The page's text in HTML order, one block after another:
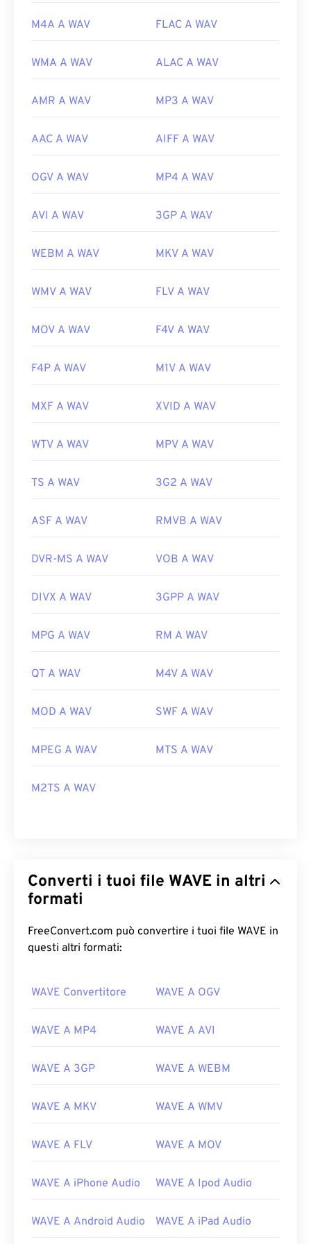
M4A A WAV FLAC A WAV
WMA A WAV ALAC A WAV
AMR A WAV MP3 A WAV
AAC A WAV AIFF A WAV
OGV A WAV MP4 A WAV
AVI A WAV 3GP A WAV
WEBM A WAV MKV A WAV
WMV A WAV FLV A WAV
MOV A WAV F4V A WAV
F4P A WAV M1V A WAV
MXF A WAV XVID A WAV
WTV A WAV MPV A WAV
TS A WAV 3G2 A WAV
ASF A WAV RMVB A WAV
DVR-MS A WAV VOB A WAV
DIVX A WAV 3GPP A WAV
MPG A WAV RM A WAV
QT A WAV M4V A WAV
MOD A WAV SWF A WAV
MPEG A WAV MTS A WAV
M2TS A WAV
Converti i tuoi file WAVE in altri
formati
FreeConvert.com può convertire i tuoi file WAVE in
questi altri formati:
WAVE Convertitore WAVE A OGV
WAVE A MP4 WAVE A AVI
WAVE A 3GP WAVE A WEBM
WAVE A MKV WAVE A WMV
WAVE A FLV WAVE A MOV
WAVE A iPhone Audio WAVE A Ipod Audio
WAVE A Android Audio WAVE A iPad Audio